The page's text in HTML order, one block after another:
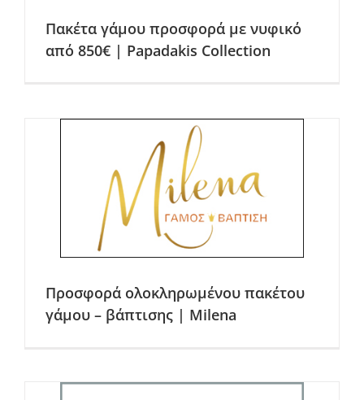
Πακέτα γάμου προσφορά με νυφικό
από 850€ | Papadakis Collection
Προσφορά ολοκληρωμένου πακέτου
γάμου – βάπτισης | Milena